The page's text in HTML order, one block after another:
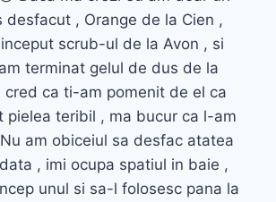
desfacut , Orange de la Cien ,
scrub-ul de la Avon , si
terminat gelul de dus de la
cred ca ti-am pomenit de el ca
pielea teribil , ma bucur ca l-am
am obiceiul sa desfac atatea
, imi ocupa spatiul in baie ,
unul si sa-l folosesc pana la